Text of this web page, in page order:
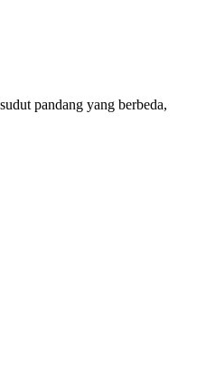
pandang yang berbeda,